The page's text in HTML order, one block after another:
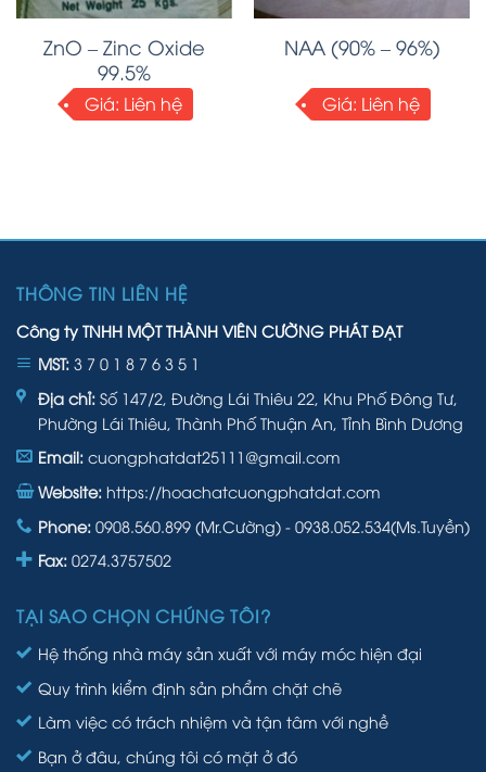
ZnO – Zinc Oxide
99.5%
Giá: Liên hệ
NAA (90% – 96%)
Giá: Liên hệ
THÔNG TIN LIÊN HỆ
Công ty TNHH MỘT THÀNH VIÊN CƯỜNG PHÁT ĐẠT
MST: 3 7 0 1 8 7 6 3 5 1
Địa chỉ: Số 147/2, Đường Lái Thiêu 22, Khu Phố Đông Tư,
Phường Lái Thiêu, Thành Phố Thuận An, Tỉnh Bình Dương
Email: cuongphatdat25111@gmail.com
Website: https://hoachatcuongphatdat.com
Phone: 0908.560.899 (Mr.Cường) - 0938.052.534(Ms.Tuyền)
Fax: 0274.3757502
TẠI SAO CHỌN CHÚNG TÔI?
Hệ thống nhà máy sản xuất với máy móc hiện đại
Quy trình kiểm định sản phẩm chặt chẽ
Làm việc có trách nhiệm và tận tâm với nghề
Bạn ở đâu, chúng tôi có mặt ở đó